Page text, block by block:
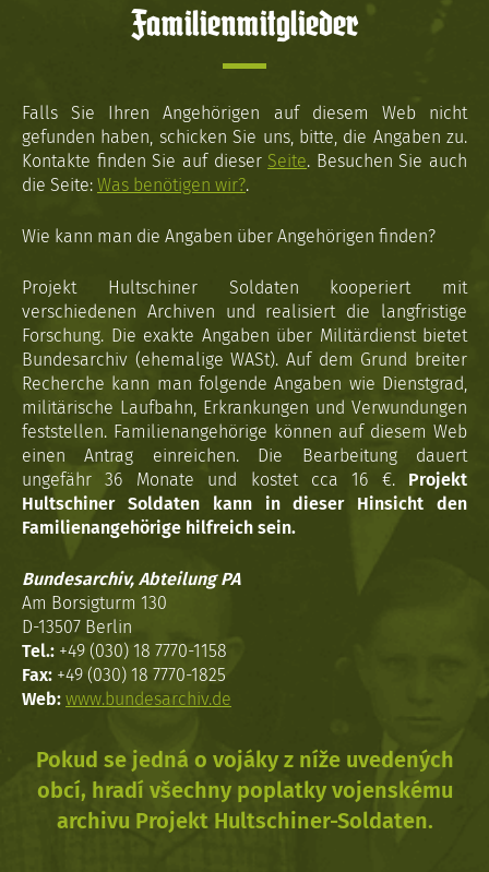
Familienmitglieder
Falls Sie Ihren Angehörigen auf diesem Web nicht
gefunden haben, schicken Sie uns, bitte, die Angaben zu.
Kontakte finden Sie auf dieser Seite. Besuchen Sie auch
die Seite: Was benötigen wir?.
Wie kann man die Angaben über Angehörigen finden?
Projekt Hultschiner Soldaten kooperiert mit
verschiedenen Archiven und realisiert die langfristige
Forschung. Die exakte Angaben über Militärdienst bietet
Bundesarchiv (ehemalige WASt). Auf dem Grund breiter
Recherche kann man folgende Angaben wie Dienstgrad,
militärische Laufbahn, Erkrankungen und Verwundungen
feststellen. Familienangehörige können auf diesem Web
einen Antrag einreichen. Die Bearbeitung dauert
ungefähr 36 Monate und kostet cca 16 €. Projekt
Hultschiner Soldaten kann in dieser Hinsicht den
Familienangehörige hilfreich sein.
Bundesarchiv, Abteilung PA
Am Borsigturm 130
D-13507 Berlin
Tel.: +49 (030) 18 7770-1158
Fax: +49 (030) 18 7770-1825
Web: www.bundesarchiv.de
Pokud se jedná o vojáky z níže uvedených
obcí, hradí všechny poplatky vojenskému
archivu Projekt Hultschiner-Soldaten.